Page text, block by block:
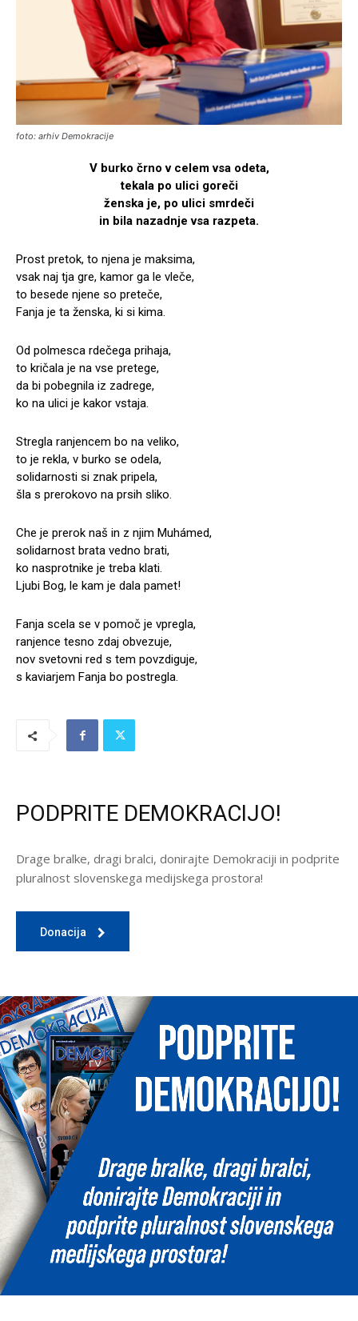
foto: arhiv Demokracije
V burko črno v celem vsa odeta,
tekala po ulici goreči
ženska je, po ulici smrdeči
in bila nazadnje vsa razpeta.
Prost pretok, to njena je maksima,
vsak naj tja gre, kamor ga le vleče,
to besede njene so preteče,
Fanja je ta ženska, ki si kima.
Od polmesca rdečega prihaja,
to kričala je na vse pretege,
da bi pobegnila iz zadrege,
ko na ulici je kakor vstaja.
Stregla ranjencem bo na veliko,
to je rekla, v burko se odela,
solidarnosti si znak pripela,
šla s prerokovo na prsih sliko.
Che je prerok naš in z njim Muhámed,
solidarnost brata vedno brati,
ko nasprotnike je treba klati.
Ljubi Bog, le kam je dala pamet!
Fanja scela se v pomoč je vpregla,
ranjence tesno zdaj obvezuje,
nov svetovni red s tem povzdiguje,
s kaviarjem Fanja bo postregla.
PODPRITE DEMOKRACIJO!
Drage bralke, dragi bralci, donirajte Demokraciji in podprite
pluralnost slovenskega medijskega prostora!
Donacija